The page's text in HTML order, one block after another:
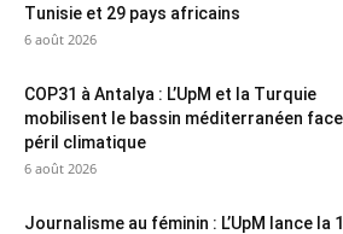
Tunisie et 29 pays africains
6 août 2026
COP31 à Antalya : L’UpM et la Turquie
mobilisent le bassin méditerranéen
péril climatique
6 août 2026
Journalisme au féminin : L’UpM lance la